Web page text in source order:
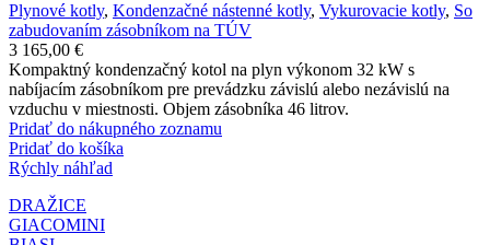
Plynové kotly, Kondenzačné nástenné kotly, Vykurovacie kotly, So
zabudovaním zásobníkom na TÚV
3 165,00 €
Kompaktný kondenzačný kotol na plyn výkonom 32 kW s
nabíjacím zásobníkom pre prevádzku závislú alebo nezávislú na
vzduchu v miestnosti. Objem zásobníka 46 litrov.
Pridať do nákupného zoznamu
Pridať do košíka
Rýchly náhľad
DRAŽICE
GIACOMINI